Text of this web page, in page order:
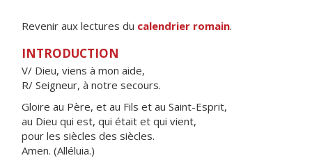
Revenir aux lectures du calendrier romain.
INTRODUCTION
V/ Dieu, viens à mon aide,
R/ Seigneur, à notre secours.
Gloire au Père, et au Fils et au Saint-Esprit,
au Dieu qui est, qui était et qui vient,
pour les siècles des siècles.
Amen. (Alléluia.)